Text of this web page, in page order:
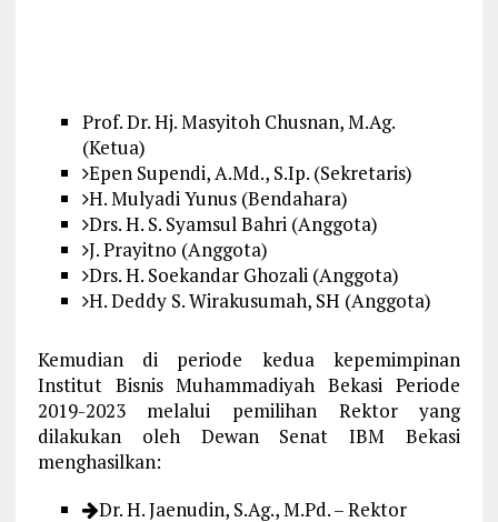
Prof. Dr. Hj. Masyitoh Chusnan, M.Ag.
(Ketua)
Epen Supendi, A.Md., S.Ip. (Sekretaris)
H. Mulyadi Yunus (Bendahara)
Drs. H. S. Syamsul Bahri (Anggota)
J. Prayitno (Anggota)
Drs. H. Soekandar Ghozali (Anggota)
H. Deddy S. Wirakusumah, SH (Anggota)
Kemudian di periode kedua kepemimpinan
Institut Bisnis Muhammadiyah Bekasi Periode
2019-2023 melalui pemilihan Rektor yang
dilakukan oleh Dewan Senat IBM Bekasi
menghasilkan:
Dr. H. Jaenudin, S.Ag., M.Pd. – Rektor